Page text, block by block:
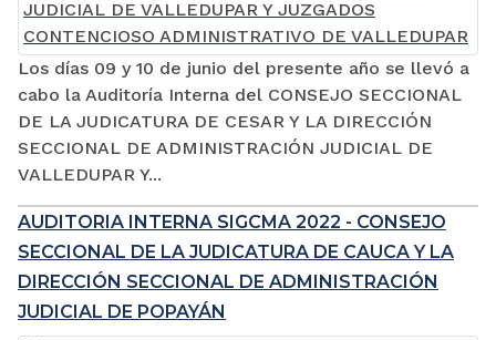
Los días 09 y 10 de junio del presente año se llevó a
cabo la Auditoría Interna del CONSEJO SECCIONAL
DE LA JUDICATURA DE CESAR Y LA DIRECCIÓN
SECCIONAL DE ADMINISTRACIÓN JUDICIAL DE
VALLEDUPAR Y...
AUDITORIA INTERNA SIGCMA 2022 - CONSEJO
SECCIONAL DE LA JUDICATURA DE CAUCA Y LA
DIRECCIÓN SECCIONAL DE ADMINISTRACIÓN
JUDICIAL DE POPAYÁN